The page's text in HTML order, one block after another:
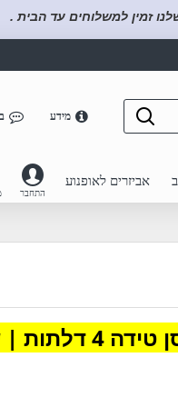
זמין למשלוחים עד הבית .
מידע
אביזרים לאופנוע
התחבר
דלתות | שנת 2004-2012